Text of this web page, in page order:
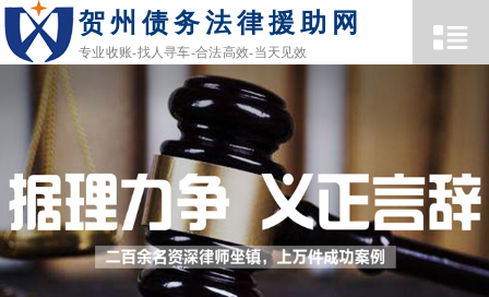
贺州债务法律援助网
专业收账-找人寻车-合法高效-当天见效